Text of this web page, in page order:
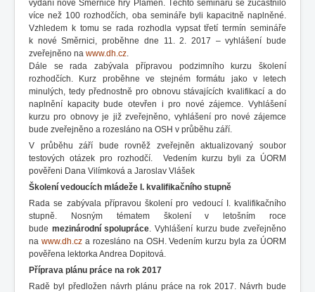
vydání nové Směrnice hry Plamen. Těchto seminářů se zúčastnilo
více než 100 rozhodčích, oba semináře byli kapacitně naplněné.
Vzhledem k tomu se rada rozhodla vypsat třetí termín semináře
k nové Směrnici, proběhne dne 11. 2. 2017 – vyhlášení bude
zveřejněno na www.dh.cz
Dále se rada zabývala přípravou podzimního kurzu školení
rozhodčích. Kurz proběhne ve stejném formátu jako v letech
minulých, tedy přednostně pro obnovu stávajících kvalifikací a do
naplnění kapacity bude otevřen i pro nové zájemce. Vyhlášení
kurzu pro obnovy je již zveřejněno, vyhlášení pro nové zájemce
bude zveřejněno a rozesláno na OSH v průběhu září.
V průběhu září bude rovněž zveřejněn aktualizovaný soubor
testových otázek pro rozhodčí. Vedením kurzu byli za ÚORM
pověřeni Dana Vilímková a Jaroslav Vlášek
Školení vedoucích mládeže I. kvalifikačního stupně
Rada se zabývala přípravou školení pro vedoucí I. kvalifikačního
stupně. Nosným tématem školení v letošním roce
bude mezinárodní spolupráce . Vyhlášení kurzu bude zveřejněno
na www.dh.cza rozesláno na OSH. Vedením kurzu byla za ÚORM
pověřena lektorka Andrea Dopitová.
Příprava plánu práce na rok 2017
Radě byl předložen návrh plánu práce na rok 2017. Návrh bude